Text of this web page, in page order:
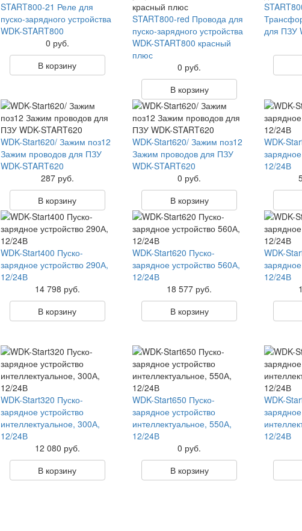
START800-21 Реле для
пуско-зарядного устройства
WDK-START800
0 руб.
В корзину
START800-red Провода для
пуско-зарядного устройства
WDK-START800 красный
плюс
0 руб.
В корзину
для ПЗУ
WDK-Start620/ Зажим поз12
Зажим проводов для ПЗУ
WDK-START620
287 руб.
В корзину
WDK-Start620/ Зажим поз12
Зажим проводов для ПЗУ
WDK-START620
0 руб.
В корзину
WDK-
12/24В
WDK-Start400 Пуско-
зарядное устройство 290А,
12/24В
14 798 руб.
В корзину
WDK-Start620 Пуско-
зарядное устройство 560А,
12/24В
18 577 руб.
В корзину
WDK-
12/24В
WDK-Start320 Пуско-
зарядное устройство
интеллектуальное, 300А,
12/24В
12 080 руб.
В корзину
WDK-Start650 Пуско-
зарядное устройство
интеллектуальное, 550А,
12/24В
0 руб.
В корзину
WDK-
12/24В